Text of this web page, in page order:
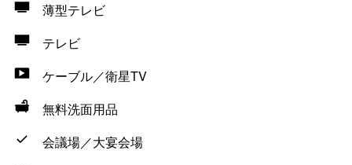
薄型テレビ
テレビ
ケーブル／衛星TV
無料洗面用品
会議場／大宴会場